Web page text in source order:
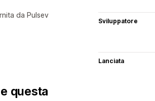
da Pulsev
Sviluppatore
Lanciata
questa